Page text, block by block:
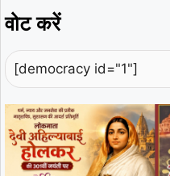
वोट करें
[democracy id="1"]